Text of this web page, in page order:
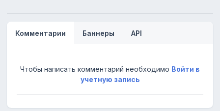
Комментарии Баннеры API
Чтобы написать комментарий необходимо Войти в
учетную запись